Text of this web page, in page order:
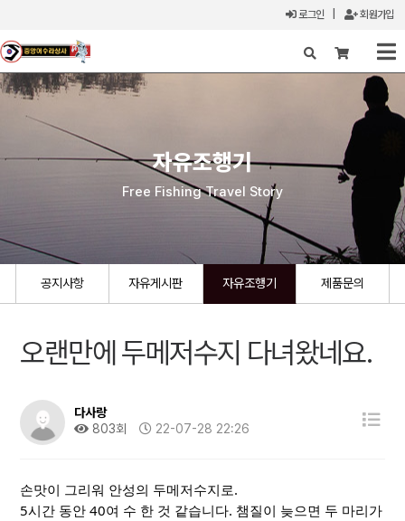
로그인 회원가입
X
자유조행기
Free Fishing Travel Story
공지사항 자유게시판 자유조행기 제품문의
오랜만에 두메저수지 다녀왔네요.
다사랑
803회
22-07-28 22:26
손맛이 그리워 안성의 두메저수지로.
5시간 동안 40여 수 한 것 같습니다. 챔질이 늦으면 두 마리가